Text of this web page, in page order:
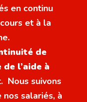
en continu
et à la
de
l’aide à
Nous suivons
salariés, à